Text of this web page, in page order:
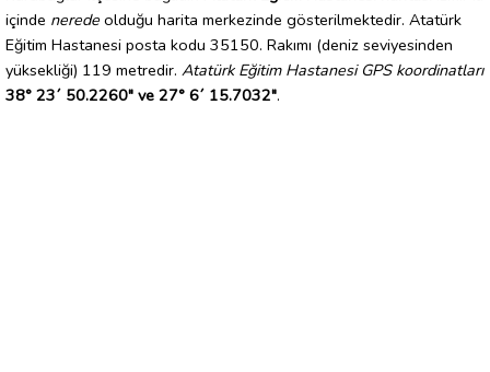
içinde nerede olduğu harita merkezinde gösterilmektedir. Atatürk
Eğitim Hastanesi posta kodu 35150. Rakımı (deniz seviyesinden
yüksekliği) 119 metredir. Atatürk Eğitim Hastanesi GPS koordinatları
38° 23´ 50.2260" ve 27° 6´ 15.7032".